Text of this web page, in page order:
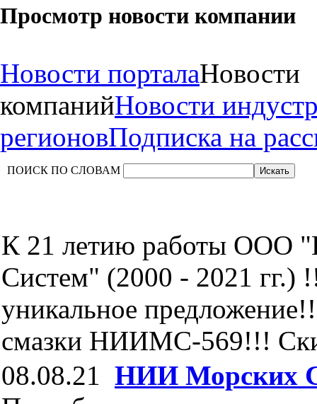
Просмотр новости компании
Новости порталаНовости
компанийНовости
регионовПодписка на
ПОИСК ПО СЛОВАМ
К 21 летию работы ООО
Систем" (2000 - 2021 гг.)
уникальное
смазки НИИМС-569!!!
08.08.21 НИИ Морских